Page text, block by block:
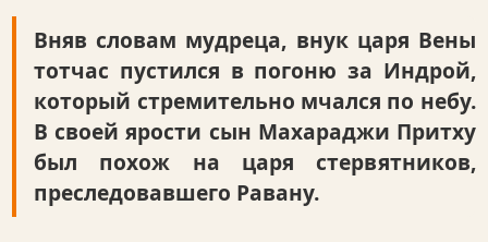
Вняв словам мудреца, внук царя Вены
тотчас пустился в погоню за Индрой,
который стремительно мчался по небу.
В своей ярости сын Махараджи Притху
был похож на царя стервятников,
преследовавшего Равану.